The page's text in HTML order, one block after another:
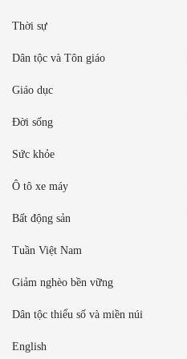
Thời sự
Dân tộc và Tôn giáo
Giáo dục
Đời sống
Sức khỏe
Ô tô xe máy
Bất động sản
Tuần Việt Nam
Giảm nghèo bền vững
Dân tộc thiểu số và miền núi
English